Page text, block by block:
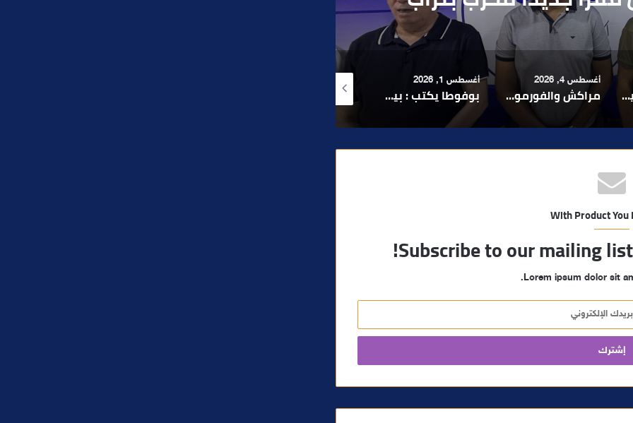
في المنعرج الأخير؟
أغسطس 1, 2026
بوفوطا يكتب : بين صمت الحكومة وسباق الانتخابات… هل أصبحت إدارة الأزمات خارج أولويات الفاعلين السياسيين؟
أغسطس 6, 2026
رشيد نجاح يدق ناقوس الخطر بشأن تعثر الملفات الاستثمارية بمراكش ويدعو إلى تسريع المساطر الإدارية..
With Product You
Subscribe to our mailing
Lorem ipsum dolor sit